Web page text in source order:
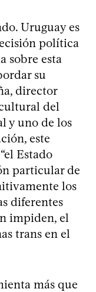
Uruguay es
política
sobre esta
su
director
del
y uno de los
este
Estado
particular de
los
diferentes
impiden, el
trans en el
más que